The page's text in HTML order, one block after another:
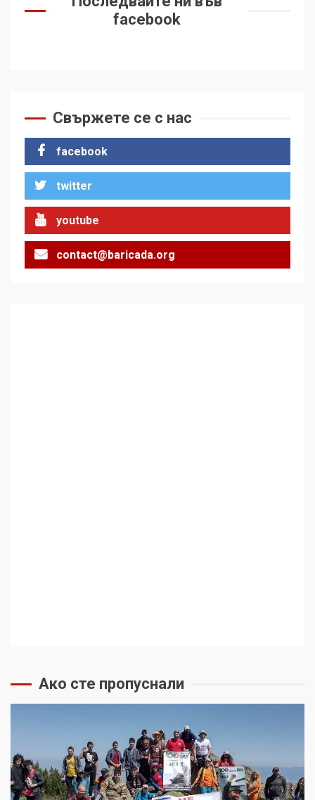
facebook
Свържете се с нас
facebook
twitter
youtube
contact@baricada.org
Ако сте пропуснали